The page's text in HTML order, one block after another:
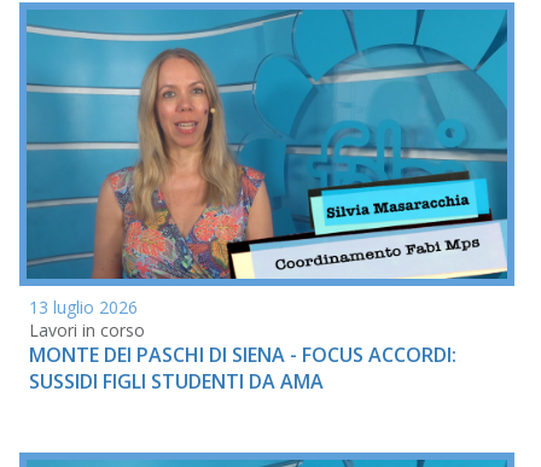
13 luglio 2026
Lavori in corso
MONTE DEI PASCHI DI SIENA - FOCUS ACCORDI:
SUSSIDI FIGLI STUDENTI DA AMA